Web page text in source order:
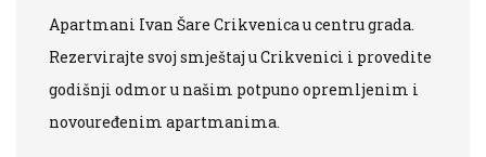
Apartmani Ivan Šare Crikvenica u centru grada.
Rezervirajte svoj smještaj u Crikvenici i provedite
godišnji odmor u našim potpuno opremljenim i
novouređenim apartmanima.